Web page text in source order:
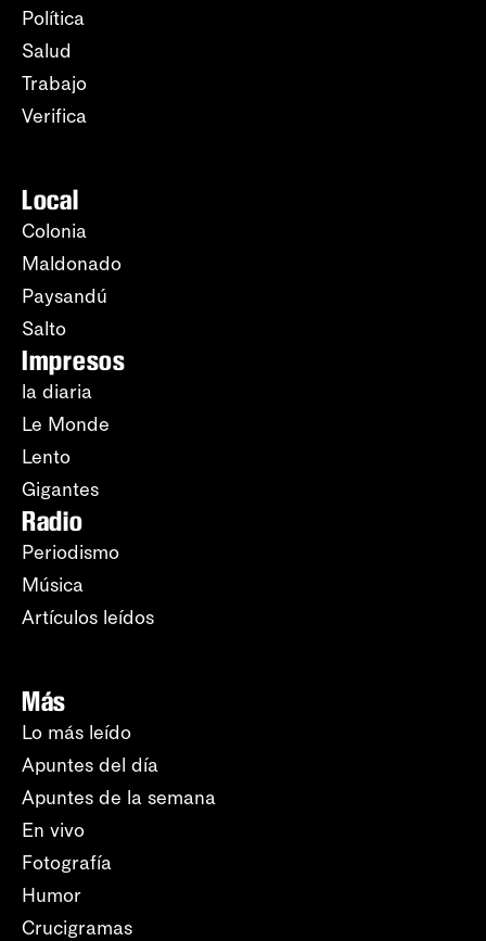
Política
Salud
Trabajo
Verifica
Local
Colonia
Maldonado
Paysandú
Salto
Impresos
la diaria
Le Monde
Lento
Gigantes
Radio
Periodismo
Música
Artículos leídos
Más
Lo más leído
Apuntes del día
Apuntes de la semana
En vivo
Fotografía
Humor
Crucigramas